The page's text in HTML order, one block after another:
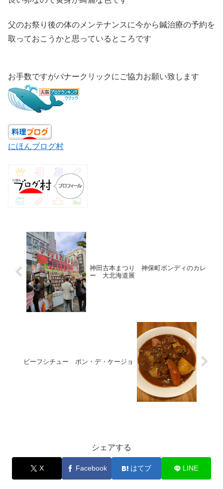
父のお祭り後の体のメンテナンスに今から鍼治療の予約を
取っておこうかと思っているところです
お手数ですがバナークリックにご協力お願い致します
にほんブログ村
神田古本まつり 神保町ボンディのカレ
ー 大北海道展
ビーフシチュー ポン・デ・ケージョ
シェアする
X Facebook はてブ LINE